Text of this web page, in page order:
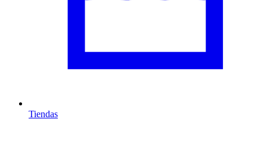
Tiendas